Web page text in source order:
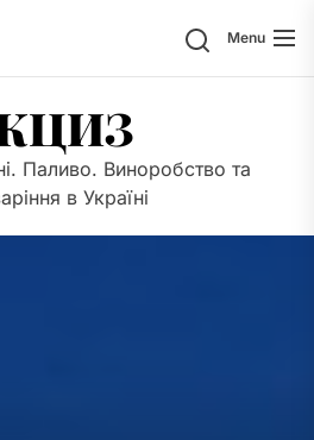
SearchMenu
Паливо. Виноробство та
в Україні